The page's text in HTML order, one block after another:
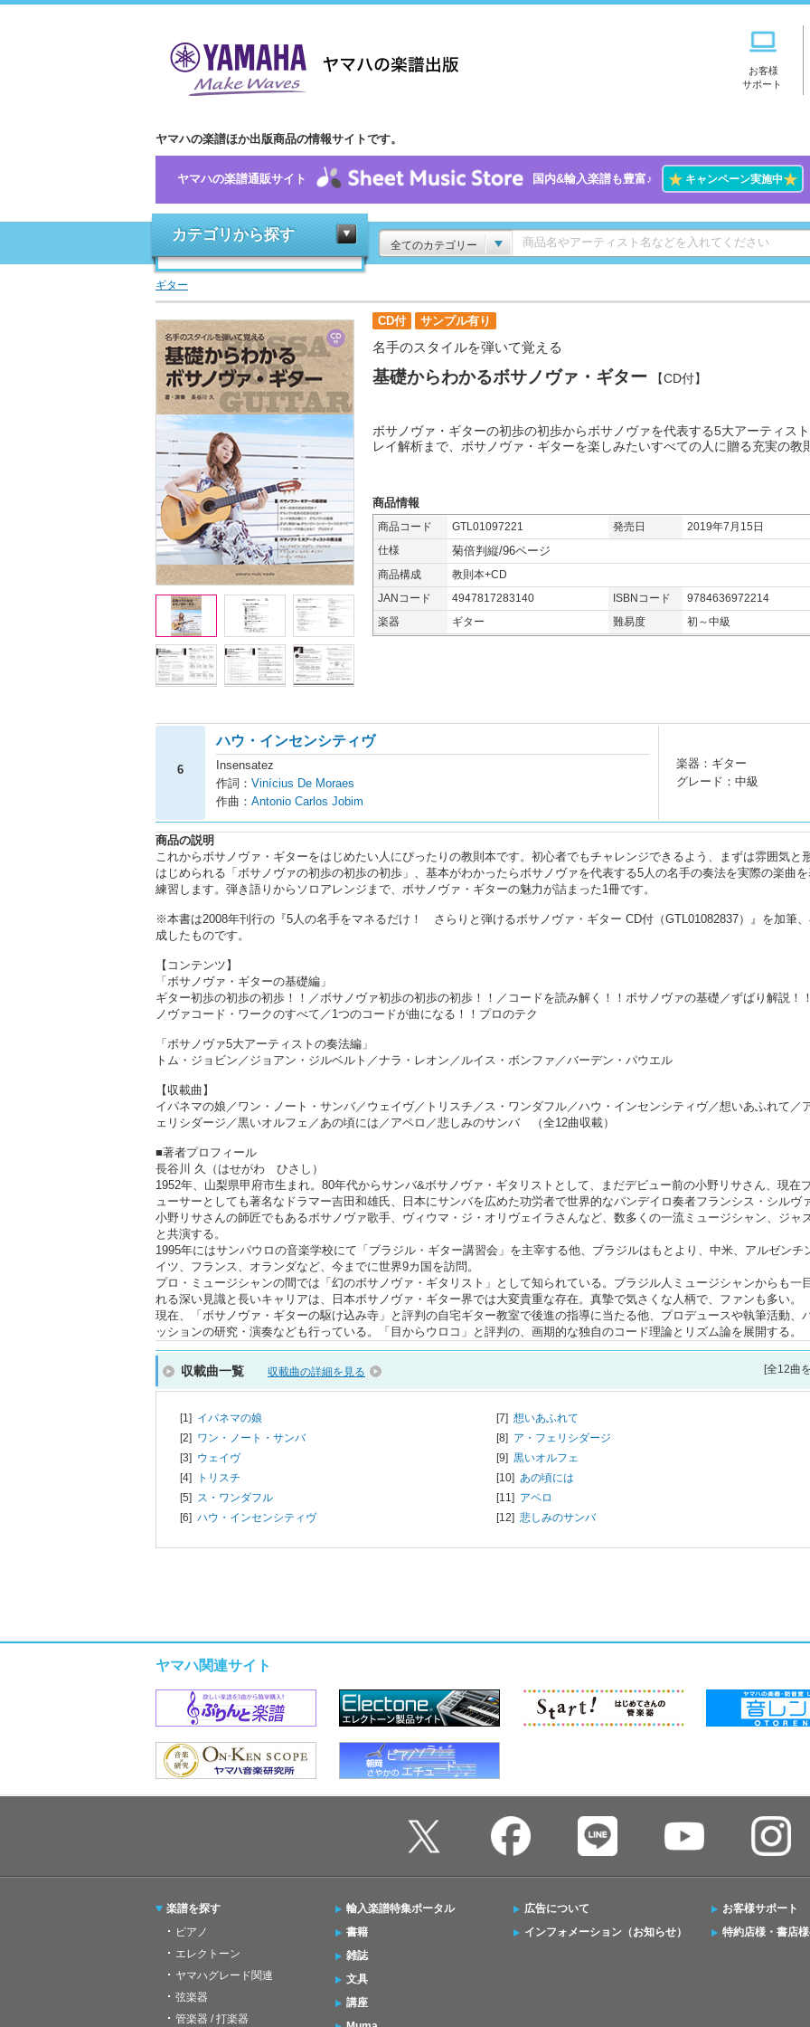
お客様
サポート
ヤマハの楽譜ほか出版商品の情報サイトです。
ヤマハの楽譜通販サイト 国内&輸入楽譜も豊富♪ ★キャンペーン実施中★
カテゴリから探す
全てのカテゴリー
ギター
CD付 サンプル有り
名手のスタイルを弾いて覚える
基礎からわかるボサノヴァ・ギター 【CD付】
ボサノヴァ・ギターの初歩の初歩からボサノヴァを代表する5大アーティス
レイ解析まで、ボサノヴァ・ギターを楽しみたいすべての人に贈る充実の教
商品情報
商品コード GTL01097221 発売日
2019年7月15日
仕様
菊倍判縦/96ページ
商品構成
教則本+CD
JANコード
4947817283140 ISBNコード
9784636972214
楽器
ギター 難易度 初～中級
6
ハウ・インセンシティヴ
Insensatez
作詞： Vinícius De Moraes
作曲： Antonio Carlos Jobim
楽器：ギター
グレード：中級
商品の説明
これからボサノヴァ・ギターをはじめたい人にぴったりの教則本です。初心者でもチャレンジできるよう、まずは雰囲気と
はじめられる「ボサノヴァの初歩の初歩の初歩」、基本がわかったらボサノヴァを代表する5人の名手の奏法を実際の楽曲を
練習します。弾き語りからソロアレンジまで、ボサノヴァ・ギターの魅力が詰まった1冊です。
※本書は2008年刊行の『5人の名手をマネるだけ！ さらりと弾けるボサノヴァ・ギター CD付（GTL01082837）』を加筆
成したものです。
【コンテンツ】
「ボサノヴァ・ギターの基礎編」
ギター初歩の初歩の初歩！！／ボサノヴァ初歩の初歩の初歩！！／コードを読み解く！！ボサノヴァの基礎／ずばり解説！
ノヴァコード・ワークのすべて／1つのコードが曲になる！！プロのテク
「ボサノヴァ5大アーティストの奏法編」
トム・ジョビン／ジョアン・ジルベルト／ナラ・レオン／ルイス・ボンファ／バーデン・パウエル
【収載曲】
イパネマの娘／ワン・ノート・サンバ／ウェイヴ／トリスチ／ス・ワンダフル／ハウ・インセンシティヴ／想いあふれて／
ェリシダージ／黒いオルフェ／あの頃には／アペロ／悲しみのサンバ （全12曲収載）
■著者プロフィール
長谷川 久（はせがわ ひさし）
1952年、山梨県甲府市生まれ。80年代からサンバ&ボサノヴァ・ギタリストとして、まだデビュー前の小野リサさん、現在
ューサーとしても著名なドラマー吉田和雄氏、日本にサンバを広めた功労者で世界的なパンデイロ奏者フランシス・シルヴァ
小野リサさんの師匠でもあるボサノヴァ歌手、ヴィウマ・ジ・オリヴェイラさんなど、数多くの一流ミュージシャン、ジャ
と共演する。
1995年にはサンパウロの音楽学校にて「ブラジル・ギター講習会」を主宰する他、ブラジルはもとより、中米、アルゼンチ
イツ、フランス、オランダなど、今までに世界9カ国を訪問。
プロ・ミュージシャンの間では「幻のボサノヴァ・ギタリスト」として知られている。ブラジル人ミュージシャンからも一
れる深い見識と長いキャリアは、日本ボサノヴァ・ギター界では大変貴重な存在。真摯で気さくな人柄で、ファンも多い。
現在、「ボサノヴァ・ギターの駆け込み寺」と評判の自宅ギター教室で後進の指導に当たる他、プロデュースや執筆活動、
ッションの研究・演奏なども行っている。「目からウロコ」と評判の、画期的な独自のコード理論とリズム論を展開する。
収載曲一覧 収載曲の詳細を見る [全12曲
[1] イパネマの娘
[2] ワン・ノート・サンバ
[3] ウェイヴ
[4]
トリスチ
[5] ス・ワンダフル
[6] ハウ・インセンシティヴ
[7] 想いあふれて
[8] ア・フェリシダージ
[9] 黒いオルフェ
[10] あの頃には
[11] アペロ
[12] 悲しみのサンバ
ヤマハ関連サイト
楽譜を探す
ピアノ
エレクトーン
ヤマハグレード関連
弦楽器
管楽器 / 打楽器
輸入楽譜特集ポータル
書籍
雑誌
文具
講座
広告について
インフォメーション（お知らせ）
お客様サポート
特約店様・書店